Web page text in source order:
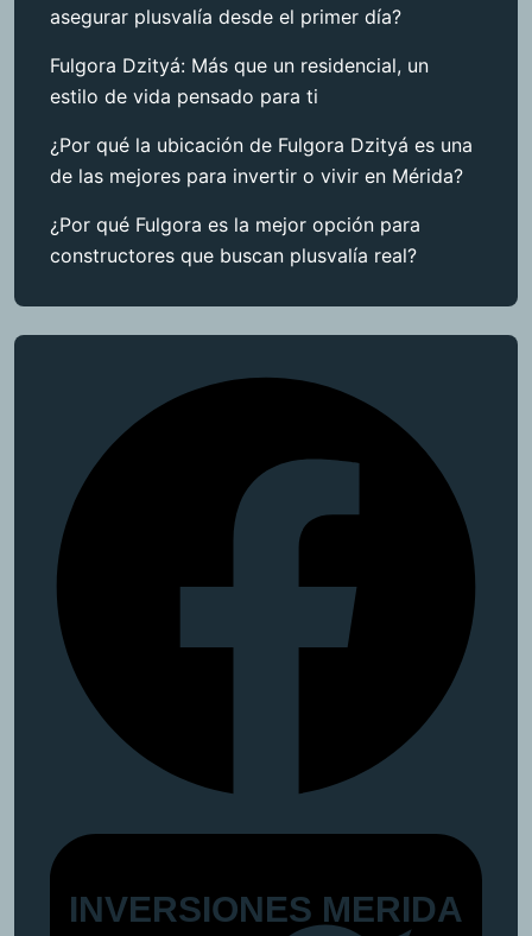
NVE RS O N ES M E R DA
asegurar plusvalía desde el primer día?
Fulgora Dzityá: Más que un residencial, un
estilo de vida pensado para ti
¿Por qué la ubicación de Fulgora Dzityá es una
de las mejores para invertir o vivir en Mérida?
¿Por qué Fulgora es la mejor opción para
constructores que buscan plusvalía real?